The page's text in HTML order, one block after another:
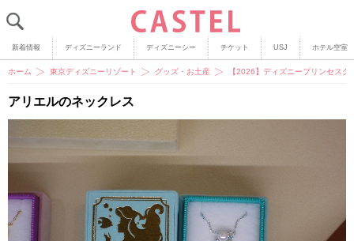
新着情報 ディズニーランド ディズニーシー チケット USJ ホテル空室
ホーム 東京ディズニーリゾート グッズ・お土産 【2026】ディズニープリンセス
アリエルのネックレス